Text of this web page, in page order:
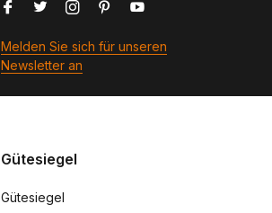
Melden Sie sich für unseren
Newsletter an
Gütesiegel
Gütesiegel